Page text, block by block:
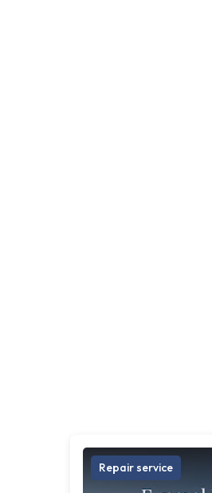
Repair service